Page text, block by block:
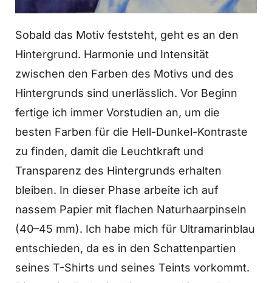
Sobald das Motiv feststeht, geht es an den
Hintergrund. Harmonie und Intensität
zwischen den Farben des Motivs und des
Hintergrunds sind unerlässlich. Vor Beginn
fertige ich immer Vorstudien an, um die
besten Farben für die Hell-Dunkel-Kontraste
zu finden, damit die Leuchtkraft und
Transparenz des Hintergrunds erhalten
bleiben. In dieser Phase arbeite ich auf
nassem Papier mit flachen Naturhaarpinseln
(40–45 mm). Ich habe mich für Ultramarinblau
entschieden, da es in den Schattenpartien
seines T-Shirts und seines Teints vorkommt.